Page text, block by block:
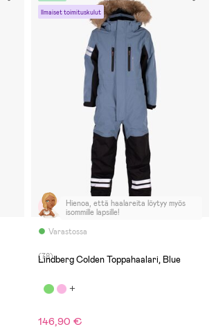
Ilmaiset toimituskulut
Varastossa
Hienoa, että haalareita löytyy myös
isommille lapsille!
(78)
Lindberg Colden Toppahaalari, Blue
146,90 €